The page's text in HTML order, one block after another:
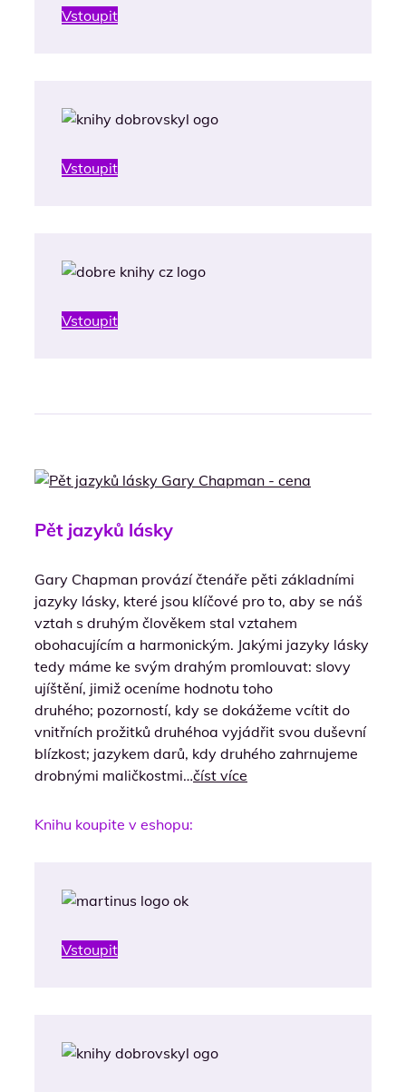
Vstoupit
Vstoupit
Vstoupit
Pět jazyků lásky
Gary Chapman provází čtenáře pěti základními
jazyky lásky, které jsou klíčové pro to, aby se náš
vztah s druhým člověkem stal vztahem
obohacujícím a harmonickým. Jakými jazyky lásky
tedy máme ke svým drahým promlouvat: slovy
ujíštění, jimiž oceníme hodnotu toho
druhého; pozorností, kdy se dokážeme vcítit do
vnitřních prožitků druhéhoa vyjádřit svou duševní
blízkost; jazykem darů, kdy druhého zahrnujeme
drobnými maličkostmi…číst více
Knihu koupite v eshopu:
Vstoupit